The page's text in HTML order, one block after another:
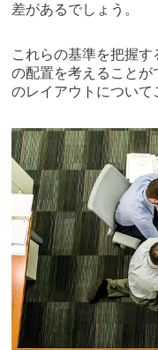
差があるでしょう。
これらの基準を把握
の配置を考えること
のレイアウトについて